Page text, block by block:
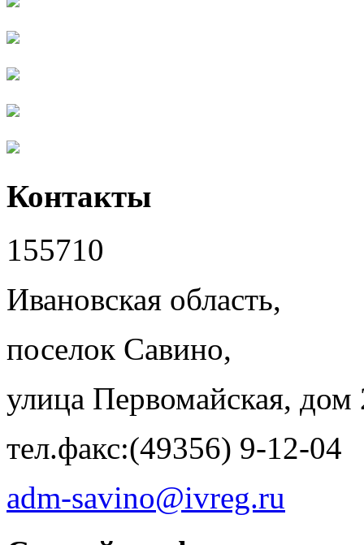
Контакты
155710
Ивановская область,
поселок Савино,
улица Первомайская, дом
тел.факс:(49356) 9-12-04
adm-savino@ivreg.ru